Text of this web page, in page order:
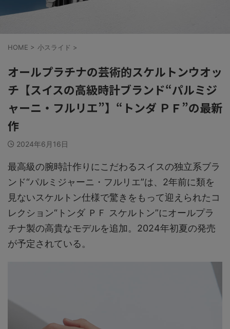
HOME > 小スライド >
オールプラチナの芸術的スケルトンウオッ
チ【スイスの高級時計ブランド“パルミジ
ャーニ・フルリエ”】“トンダ ＰＦ”の最新
作
2024年6月16日
最高級の腕時計作りにこだわるスイスの独立系ブラ
ンド“パルミジャーニ・フルリエ”は、2年前に類を
見ないスケルトン仕様で驚きをもって迎えられたコ
レクション“トンダ ＰＦ スケルトン”にオールプラ
チナ製の高貴なモデルを追加。2024年初夏の発売
が予定されている。